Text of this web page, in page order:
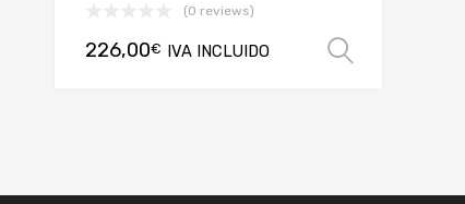
(0 reviews)
226,00€ IVA INCLUIDO